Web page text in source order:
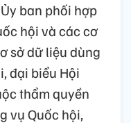
ban phối hợp
hội và các cơ
sở dữ liệu dùng
đại biểu Hội
thẩm quyền
vụ Quốc hội,